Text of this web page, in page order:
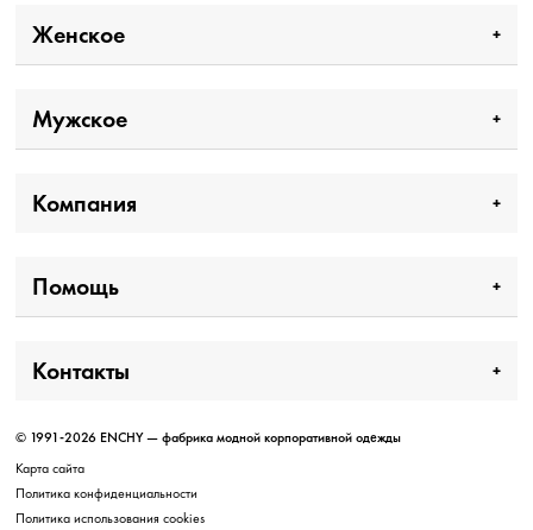
Женское
Мужское
Компания
Помощь
Контакты
© 1991-2026 ENCHY — фабрика модной корпоративной одежды
Карта сайта
Политика конфиденциальности
Политика использования cookies